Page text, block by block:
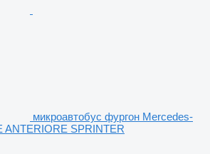
микроавтобус фургон Mercedes-
ANTERIORE SPRINTER